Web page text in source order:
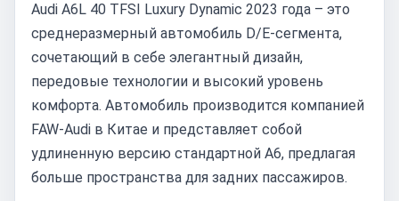
Audi A6L 40 TFSI Luxury Dynamic 2023 года – это
среднеразмерный автомобиль D/E-сегмента,
сочетающий в себе элегантный дизайн,
передовые технологии и высокий уровень
комфорта. Автомобиль производится компанией
FAW-Audi в Китае и представляет собой
удлиненную версию стандартной A6, предлагая
больше пространства для задних пассажиров.